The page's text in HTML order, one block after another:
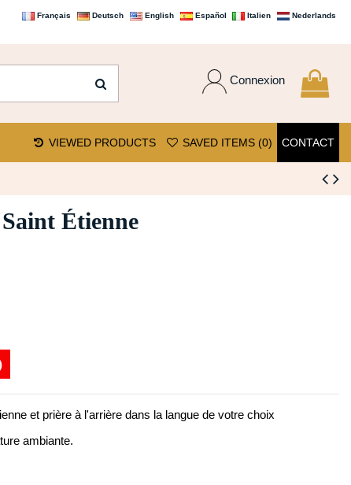
Français Deutsch English Español Italien Nederlands
Connexion
CONTACT
SAVED ITEMS (0)
VIEWED PRODUCTS
Étienne
et prière à l'arrière dans la langue de votre choix
ambiante.